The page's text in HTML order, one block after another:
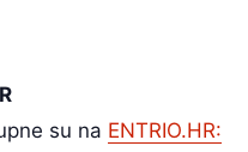
su na ENTRIO.HR: